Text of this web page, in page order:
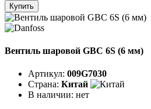
Купить
Вентиль шаровой GBC 6S (6 мм)
Артикул: 009G7030
Страна: Китай
В наличии: нет